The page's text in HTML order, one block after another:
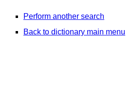
Perform another search
Back to dictionary main menu